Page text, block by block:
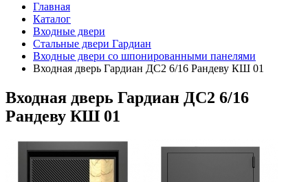
Главная
Каталог
Входные двери
Стальные двери Гардиан
Входные двери со шпонированными панелями
Входная дверь Гардиан ДС2 6/16 Рандеву КШ 01
Входная дверь Гардиан ДС2 6/16
Рандеву КШ 01